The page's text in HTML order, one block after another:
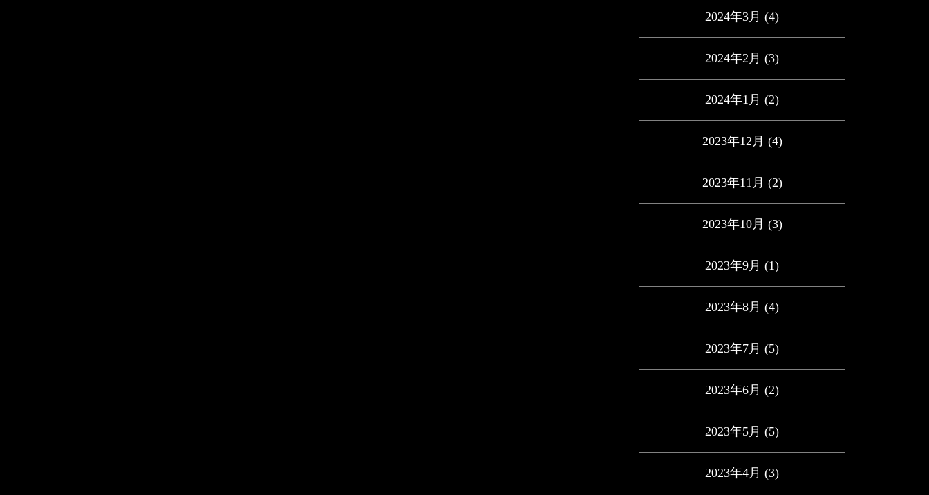
2024年3月 (4)
2024年2月 (3)
2024年1月 (2)
2023年12月 (4)
2023年11月 (2)
2023年10月 (3)
2023年9月 (1)
2023年8月 (4)
2023年7月 (5)
2023年6月 (2)
2023年5月 (5)
2023年4月 (3)